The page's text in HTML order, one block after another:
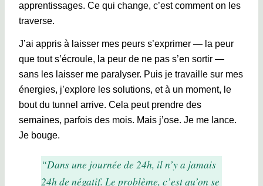
apprentissages. Ce qui change, c’est comment on les
traverse.
J’ai appris à laisser mes peurs s’exprimer — la peur
que tout s’écroule, la peur de ne pas s’en sortir —
sans les laisser me paralyser. Puis je travaille sur mes
énergies, j’explore les solutions, et à un moment, le
bout du tunnel arrive. Cela peut prendre des
semaines, parfois des mois. Mais j’ose. Je me lance.
Je bouge.
“Dans une journée de 24h, il n’y a jamais
24h de négatif. Le problème, c’est qu’on se